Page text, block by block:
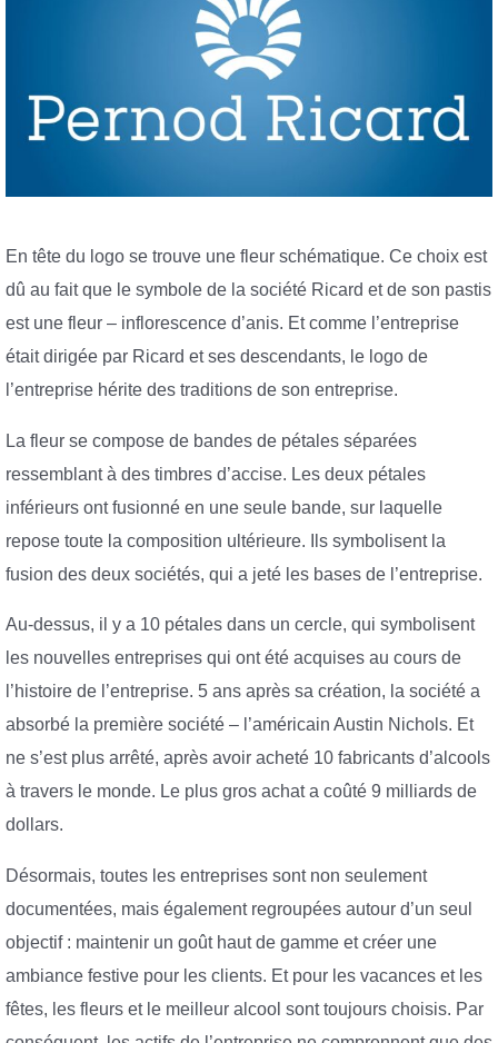
En tête du logo se trouve une fleur schématique. Ce choix est
dû au fait que le symbole de la société Ricard et de son pastis
est une fleur – inflorescence d’anis. Et comme l’entreprise
était dirigée par Ricard et ses descendants, le logo de
l’entreprise hérite des traditions de son entreprise.
La fleur se compose de bandes de pétales séparées
ressemblant à des timbres d’accise. Les deux pétales
inférieurs ont fusionné en une seule bande, sur laquelle
repose toute la composition ultérieure. Ils symbolisent la
fusion des deux sociétés, qui a jeté les bases de l’entreprise.
Au-dessus, il y a 10 pétales dans un cercle, qui symbolisent
les nouvelles entreprises qui ont été acquises au cours de
l’histoire de l’entreprise. 5 ans après sa création, la société a
absorbé la première société – l’américain Austin Nichols. Et
ne s’est plus arrêté, après avoir acheté 10 fabricants d’alcools
à travers le monde. Le plus gros achat a coûté 9 milliards de
dollars.
Désormais, toutes les entreprises sont non seulement
documentées, mais également regroupées autour d’un seul
objectif : maintenir un goût haut de gamme et créer une
ambiance festive pour les clients. Et pour les vacances et les
fêtes, les fleurs et le meilleur alcool sont toujours choisis. Par